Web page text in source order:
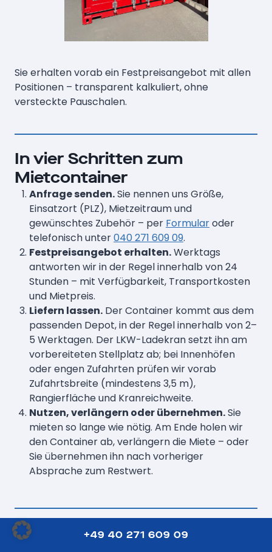
Sie erhalten vorab ein Festpreisangebot mit allen
Positionen – transparent kalkuliert, ohne
versteckte Pauschalen.
In vier Schritten zum
Mietcontainer
Anfrage senden.Sie nennen uns Größe,
Einsatzort (PLZ), Mietzeitraum und
gewünschtes Zubehör – per Formularoder
telefonisch unter040 271 609 09.
Festpreisangebot erhalten.Werktags
antworten wir in der Regel innerhalb von 24
Stunden – mit Verfügbarkeit, Transportkosten
und Mietpreis.
Liefern lassen. Der Container kommt aus dem
passenden Depot, in der Regel innerhalb von 2–
5 Werktagen. Der LKW-Ladekran setzt ihn am
vorbereiteten Stellplatz ab; bei Innenhöfen
oder engen Zufahrten prüfen wir vorab
Zufahrtsbreite (mindestens 3,5 m),
Rangierfläche und Kranreichweite.
Nutzen, verlängern oder übernehmen.Sie
mieten so lange wie nötig. Am Ende holen wir
den Container ab, verlängern die Miete – oder
Sie übernehmen ihn nach vorheriger
Absprache zum Restwert.
Geliefert aus dem Depot in
+49 40 271 609 09